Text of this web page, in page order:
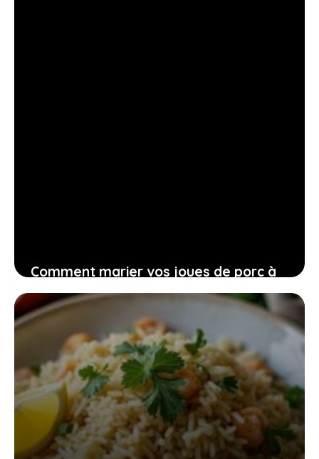
Comment marier vos joues de porc à
la bière avec des accompagnements
simples pour un festin maison
8 juillet 2026